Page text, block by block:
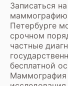
Записаться
Петербурге
срочном
частные
бесплатной
Маммография